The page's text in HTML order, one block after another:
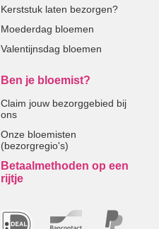
Kerststuk laten bezorgen?
Moederdag bloemen
Valentijnsdag bloemen
Ben je bloemist?
Claim jouw bezorggebied bij
ons
Onze bloemisten
(bezorgregio's)
Betaalmethoden op een
rijtje